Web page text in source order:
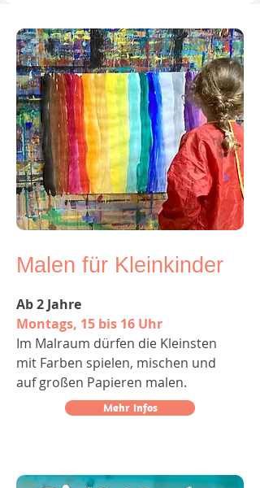
Malen für Kleinkinder
Ab 2 Jahre
Montags, 15 bis 16 Uhr
Im Malraum dürfen die Kleinsten
mit Farben spielen, mischen und
auf großen Papieren malen.
Mehr Infos